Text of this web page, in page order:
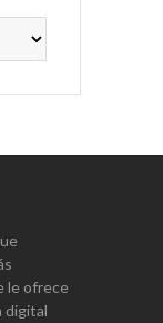
le ofrece
digital